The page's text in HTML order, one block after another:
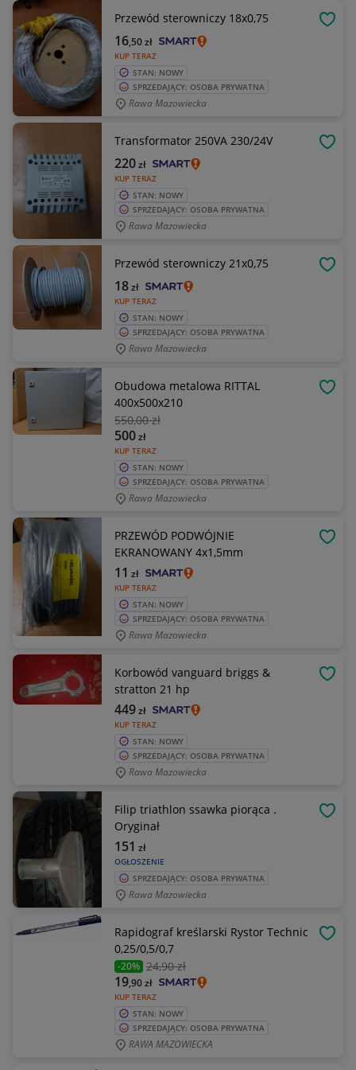
Przewód sterowniczy 18x0,75
KUP TERAZ
16,50zł
STAN: NOWY
SPRZEDAJĄCY: OSOBA PRYWATNA
Rawa Mazowiecka
Transformator 250VA 230/24V
KUP TERAZ
220zł
STAN: NOWY
SPRZEDAJĄCY: OSOBA PRYWATNA
Rawa Mazowiecka
Przewód sterowniczy 21x0,75
KUP TERAZ
18zł
STAN: NOWY
SPRZEDAJĄCY: OSOBA PRYWATNA
Rawa Mazowiecka
Obudowa metalowa RITTAL
400x500x210
550,00 zł
KUP TERAZ
500zł
STAN: NOWY
SPRZEDAJĄCY: OSOBA PRYWATNA
Rawa Mazowiecka
PRZEWÓD PODWÓJNIE
EKRANOWANY 4x1,5mm
KUP TERAZ
11 zł
STAN: NOWY
SPRZEDAJĄCY: OSOBA PRYWATNA
Rawa Mazowiecka
Korbowód vanguard briggs &
stratton 21 hp
KUP TERAZ
449zł
STAN: NOWY
SPRZEDAJĄCY: OSOBA PRYWATNA
Rawa Mazowiecka
Filip triathlon ssawka piorąca .
Oryginał
OGŁOSZENIE
151 zł
SPRZEDAJĄCY: OSOBA PRYWATNA
Rawa Mazowiecka
Rapidograf kreślarski Rystor Technic
0,25/0,5/0,7
-20% 24,90 zł
KUP TERAZ
19,90zł
STAN: NOWY
SPRZEDAJĄCY: OSOBA PRYWATNA
RAWA MAZOWIECKA